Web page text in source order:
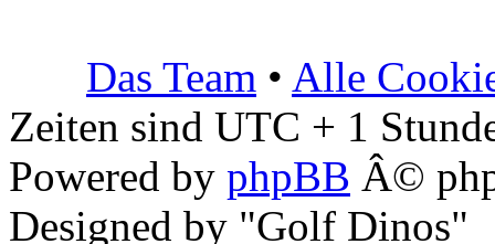
Das Team • Alle
Zeiten sind UTC + 1
Powered by phpBB Â©
Designed by "Golf Dinos"